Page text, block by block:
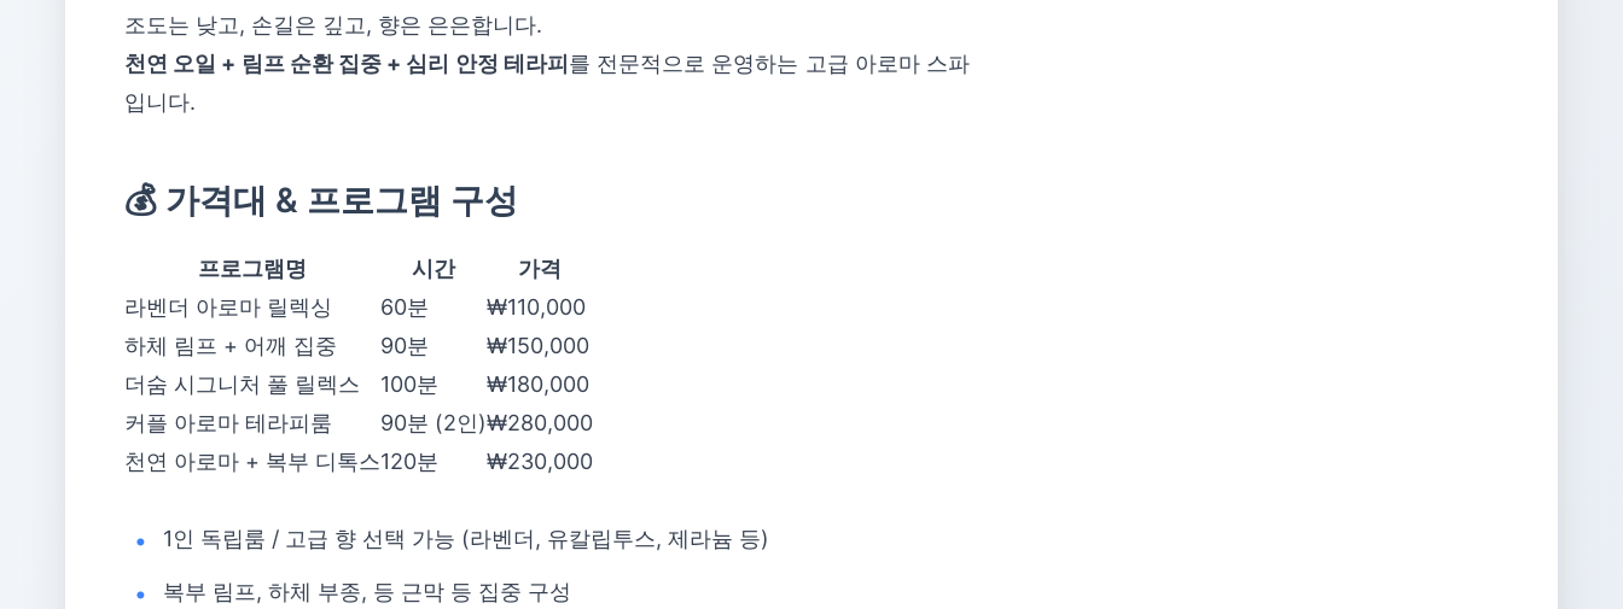
조도는 낮고, 손길은 깊고, 향은 은은합니다.
천연 오일 + 림프 순환 집중 + 심리 안정 테라피 를 전문적으로 운영하는 고급 아로마 스파
입니다.
💰 가격대 & 프로그램 구성
프로그램명 시간
가격
라벤더 아로마 릴렉싱
60분
₩110,000
하체 림프 + 어깨 집중
90분
₩150,000
더숨 시그니처 풀 릴렉스
100분
₩180,000
커플 아로마 테라피룸
90분 (2인)₩280,000
천연 아로마 + 복부 디톡스120분 ₩230,000
1인 독립룸 / 고급 향 선택 가능 (라벤더, 유칼립투스, 제라늄 등)
복부 림프, 하체 부종, 등 근막 등 집중 구성